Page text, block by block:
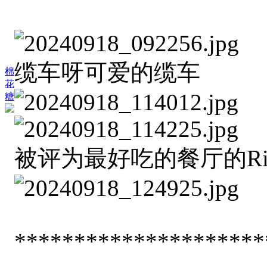
棉
花
糖
缆车呀可爱的缆车
被评为最好吃的餐厅的